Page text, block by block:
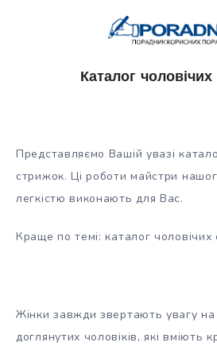
Каталог
Представляємо Вашій увазі
стрижок. Ці роботи майстри
легкістю виконають для Вас.
Краще по темі: каталог чоловічих
Жінки завжди звертають увагу на
доглянутих чоловіків, які вміють